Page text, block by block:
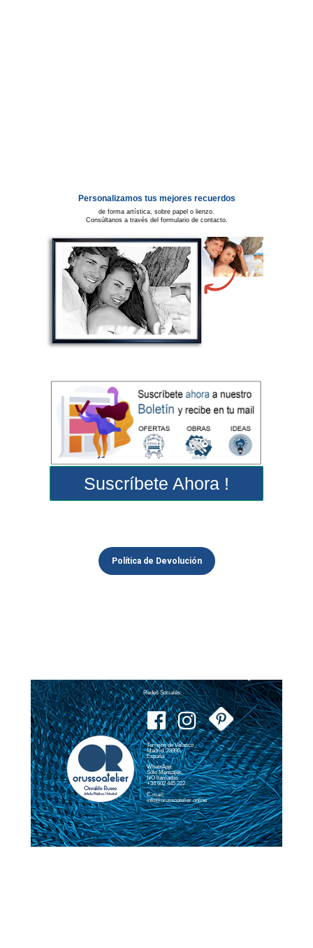
Política de Devolución
Suscríbete Ahora !
Personalizamos tus mejores recuerdos
de forma artística, sobre papel o lienzo.
Consúltanos a través del formulario de contacto.
Redes Sociales:
Torrejón de Velasco
Madrid, 28990
España
WhatsApp:
Sólo Mensajes,
NO llamadas
+34 602 445 222
E-mail:
info@orussoatelier.online